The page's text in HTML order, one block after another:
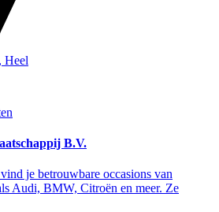
Heel
B.V.
je betrouwbare occasions van
Audi, BMW, Citroën en meer. Ze